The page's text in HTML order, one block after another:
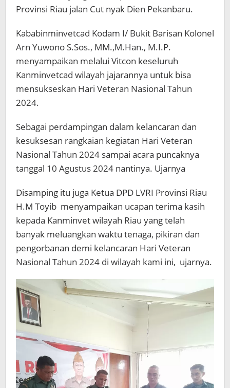
Provinsi Riau jalan Cut nyak Dien Pekanbaru.
Kababinminvetcad Kodam I/ Bukit Barisan Kolonel
Arn Yuwono S.Sos., MM.,M.Han., M.I.P.
menyampaikan melalui Vitcon keseluruh
Kanminvetcad wilayah jajarannya untuk bisa
mensukseskan Hari Veteran Nasional Tahun
2024.
Sebagai perdampingan dalam kelancaran dan
kesuksesan rangkaian kegiatan Hari Veteran
Nasional Tahun 2024 sampai acara puncaknya
tanggal 10 Agustus 2024 nantinya. Ujarnya
Disamping itu juga Ketua DPD LVRI Provinsi Riau
H.M Toyib menyampaikan ucapan terima kasih
kepada Kanminvet wilayah Riau yang telah
banyak meluangkan waktu tenaga, pikiran dan
pengorbanan demi kelancaran Hari Veteran
Nasional Tahun 2024 di wilayah kami ini, ujarnya.